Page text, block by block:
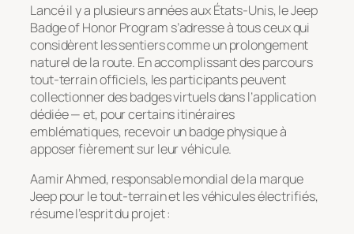
Lancé il y a plusieurs années aux États-Unis, leJeep
Badge of Honor Program s’adresse à tous ceux qui
considèrent les sentiers comme un prolongement
naturel de la route. En accomplissant des parcours
tout-terrain officiels, les participants peuvent
collectionner des badges virtuels dans l’application
dédiée — et, pour certains itinéraires
emblématiques, recevoir un badge physique à
apposer fièrement sur leur véhicule.
Aamir Ahmed, responsable mondial de la marque
Jeep pour le tout-terrain et les véhicules électrifiés,
résume l’esprit du projet :